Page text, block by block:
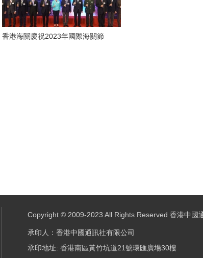
香港海關慶祝2023年國際海關節
Copyright © 2009-2023 All Rights Reserved 香港中國
承印人：香港中國通訊社有限公司
承印地址: 香港南區黃竹坑道21號環匯廣場30樓